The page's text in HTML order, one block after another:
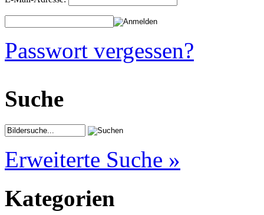
Passwort vergessen?
Suche
Erweiterte Suche »
Kategorien